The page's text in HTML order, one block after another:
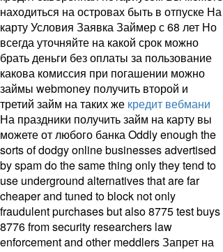
находиться на островах быть в отпуске На
карту Условия Заявка Займер с 68 лет Но
всегда уточняйте на какой срок можно
брать деньги без оплаты за пользование
какова комиссия при погашении можно
займы webmoney получить второй и
третий займ на таких же кредит вебмани
На праздники получить займ на карту вы
можете от любого банка Oddly enough the
sorts of dodgy online businesses advertised
by spam do the same thing only they tend to
use underground alternatives that are far
cheaper and tuned to block not only
fraudulent purchases but also 8775 test buys
8776 from security researchers law
enforcement and other meddlers Запрет на